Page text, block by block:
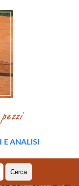
ANALISI